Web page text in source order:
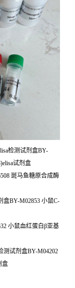
检测试剂盒BY-
试剂盒
斑马鱼糖原合成酶
盒BY-M02853 小鼠C-
小鼠血红蛋白β亚基
测试剂盒BY-M04202
盒